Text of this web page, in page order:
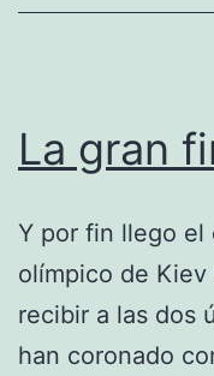
La gran
Y por fin llego el
olímpico de Kiev
recibir a las dos
han coronado